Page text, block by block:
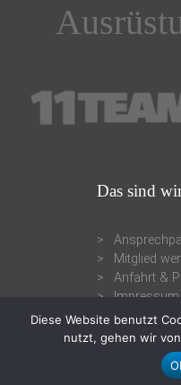
Das sind
Mitglied
Anfahrt &
Impressum
Diese Website benutzt
nutzt, gehen wir